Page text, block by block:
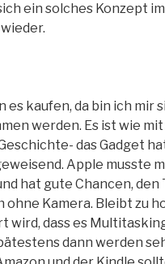
ein solches Konzept
es kaufen, da bin ich mir
werden. Es ist wie
das Gadget
Apple musste
hat gute Chancen, den
ohne Kamera. Bleibt zu
wird, dass es
dann werden